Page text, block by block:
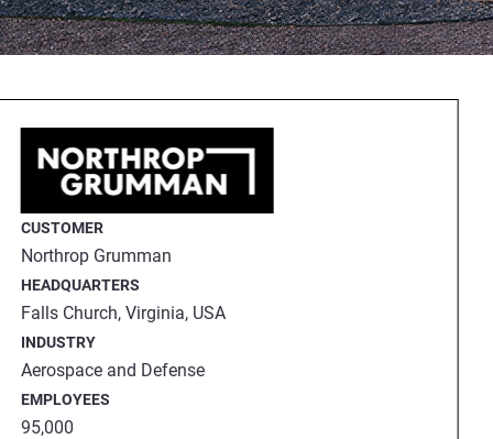
CUSTOMER
Northrop Grumman
HEADQUARTERS
Falls Church, Virginia, USA
INDUSTRY
Aerospace and Defense
EMPLOYEES
95,000